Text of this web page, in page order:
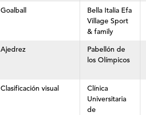
Goalball
Bella Italia Efa
Village Sport
& family
Ajedrez
Pabellón de
los Olímpicos
Clasificación visual
Clínica
Universitaria
de